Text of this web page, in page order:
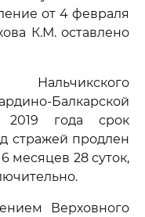
от 4 февраля
К.М. оставлено
Нальчикского
Балкарской
года срок
стражей продлен
месяцев 28 суток,
Верховного